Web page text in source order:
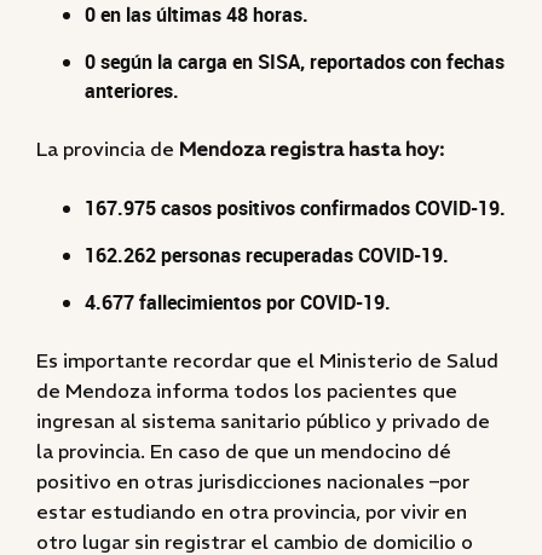
0 en las últimas 48 horas.
0 según la carga en SISA, reportados con fechas
anteriores.
La provincia de Mendoza registra hasta hoy:
167.975 casos positivos confirmados COVID-19.
162.262 personas recuperadas COVID-19.
4.677 fallecimientos por COVID-19.
Es importante recordar que el Ministerio de Salud
de Mendoza informa todos los pacientes que
ingresan al sistema sanitario público y privado de
la provincia. En caso de que un mendocino dé
positivo en otras jurisdicciones nacionales –por
estar estudiando en otra provincia, por vivir en
otro lugar sin registrar el cambio de domicilio o